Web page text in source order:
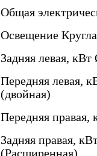
Общая
Освещение
Задняя левая,
Передняя левая,
(двойная)
Передняя
Задняя правая,
(Расширенная)